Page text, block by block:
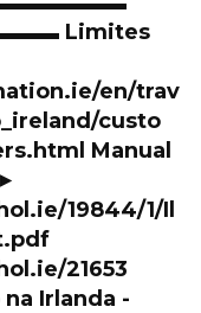
Limites
en/trav
custo
Manual
19844/1/Il
21653
Irlanda -